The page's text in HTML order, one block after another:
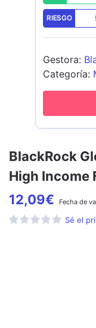
BlackRock
High Income
12,09€ Fecha de
Sé el
RIESGO
Gestora:
Categoría: